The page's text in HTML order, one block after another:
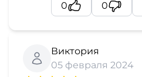
0 0
Виктория
05 февраля 2024